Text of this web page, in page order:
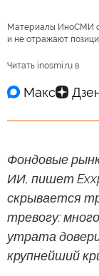
Материалы ИноСМИ
и не отражают
Читать inosmi.ru в
Фондовые
ИИ, пишет
скрывается
тревогу:
утрата
крупнейший